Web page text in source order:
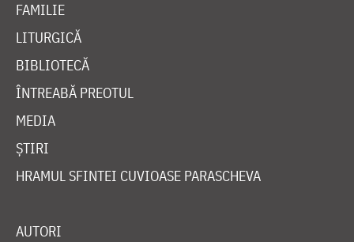
FAMILIE
LITURGICĂ
BIBLIOTECĂ
ÎNTREABĂ PREOTUL
MEDIA
ȘTIRI
HRAMUL SFINTEI CUVIOASE PARASCHEVA
AUTORI